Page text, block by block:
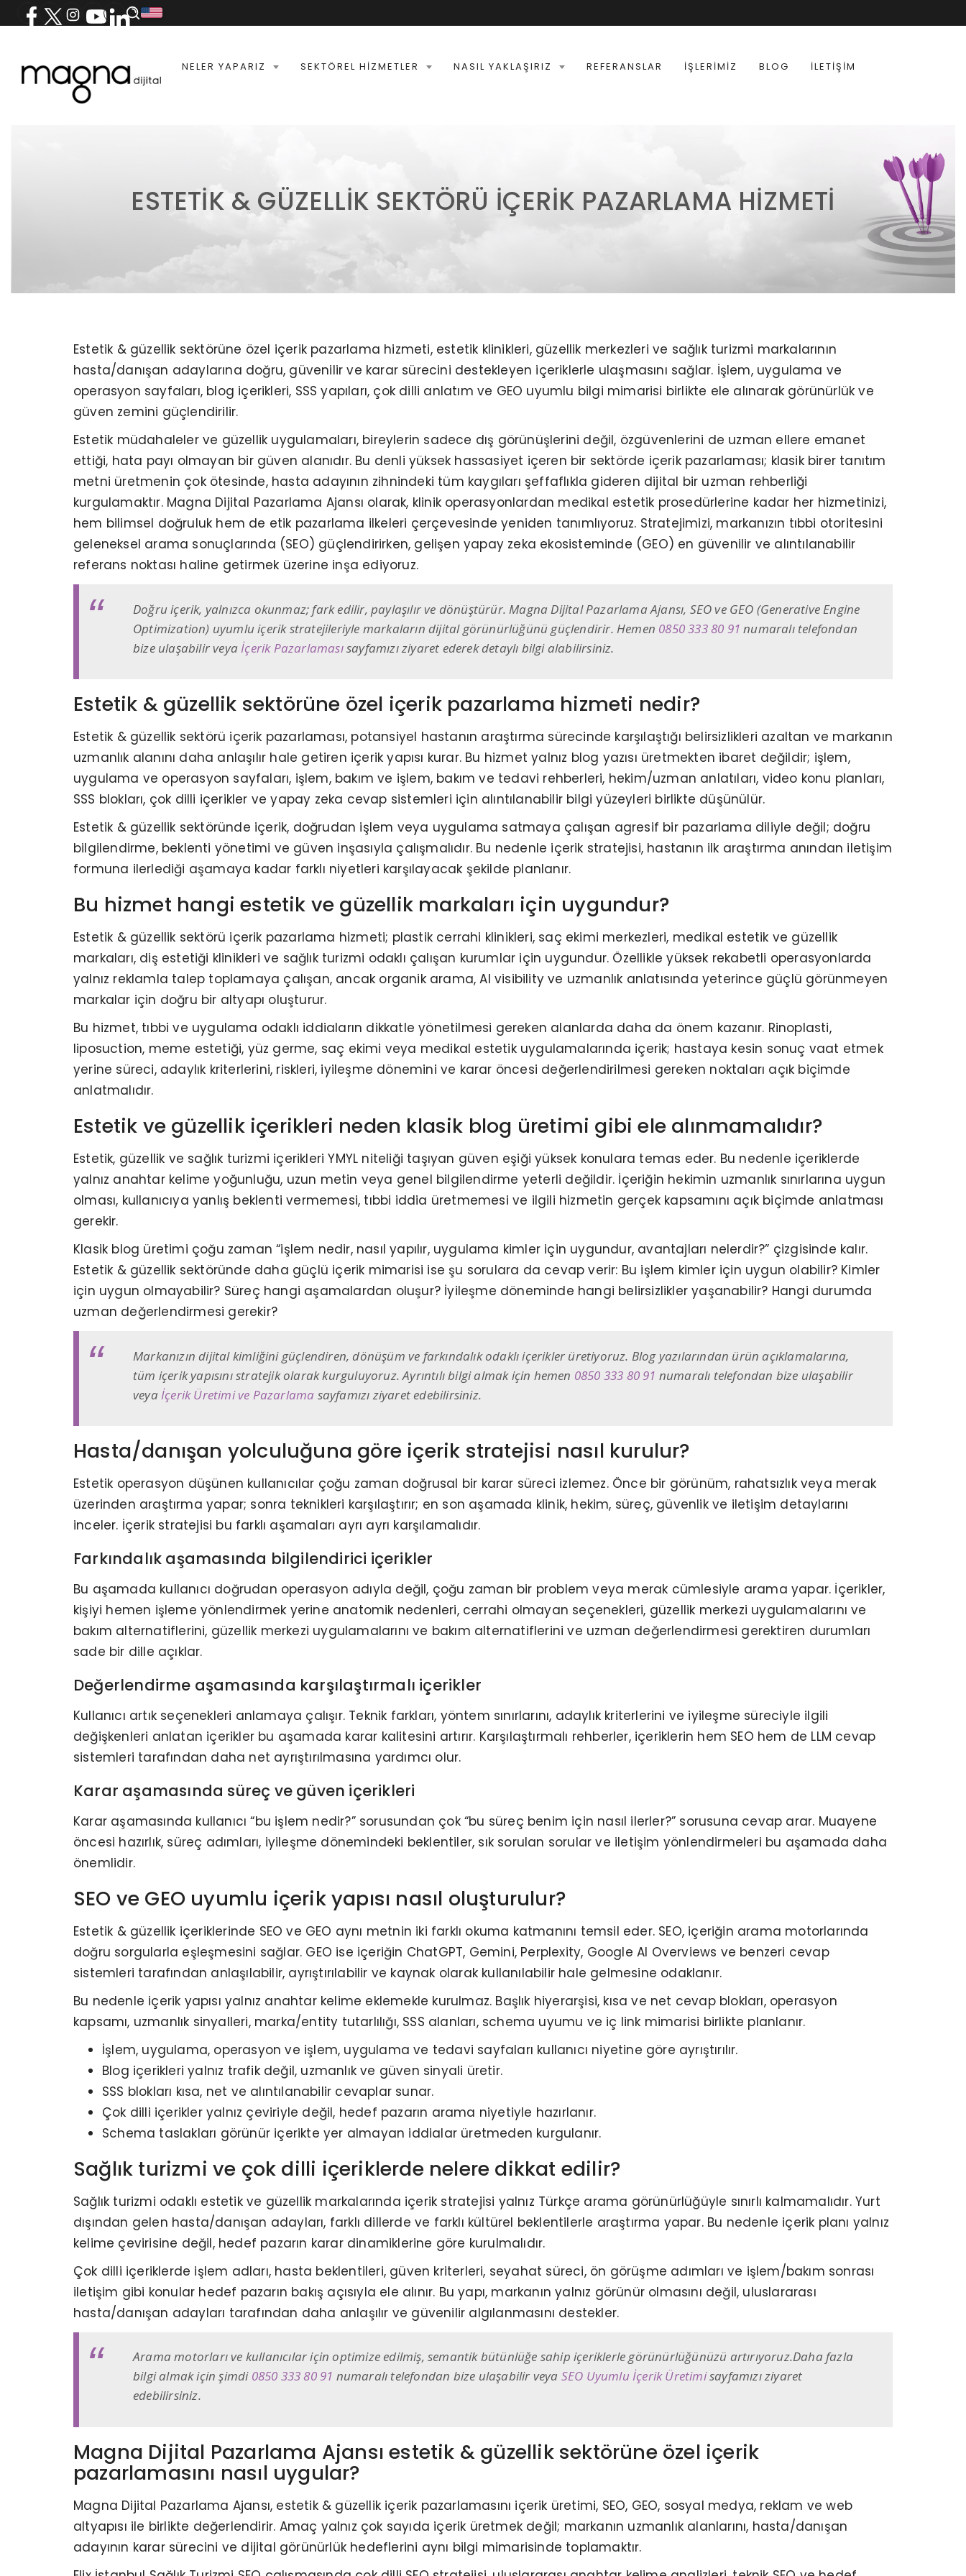
NELER YAPARIZ SEKTÖREL HIZMETLER NASIL YAKLAŞIRIZ REFERANSLAR İŞLERIMIZ BLOG İLETIŞIM
ESTETIK & GÜZELLIK SEKTÖRÜ İÇERIK PAZARLAMA HIZMETI
Estetik & güzellik sektörüne özel içerik pazarlama hizmeti, estetik klinikleri, güzellik merkezleri ve sağlık turizmi markalarının
hasta/danışan adaylarına doğru, güvenilir ve karar sürecini destekleyen içeriklerle ulaşmasını sağlar. İşlem, uygulama ve
operasyon sayfaları, blog içerikleri, SSS yapıları, çok dilli anlatım ve GEO uyumlu bilgi mimarisi birlikte ele alınarak görünürlük ve
güven zemini güçlendirilir.
Estetik müdahaleler ve güzellik uygulamaları, bireylerin sadece dış görünüşlerini değil, özgüvenlerini de uzman ellere emanet
ettiği, hata payı olmayan bir güven alanıdır. Bu denli yüksek hassasiyet içeren bir sektörde içerik pazarlaması; klasik birer tanıtım
metni üretmenin çok ötesinde, hasta adayının zihnindeki tüm kaygıları şeffaflıkla gideren dijital bir uzman rehberliği
kurgulamaktır. Magna Dijital Pazarlama Ajansı olarak, klinik operasyonlardan medikal estetik prosedürlerine kadar her hizmetinizi,
hem bilimsel doğruluk hem de etik pazarlama ilkeleri çerçevesinde yeniden tanımlıyoruz. Stratejimizi, markanızın tıbbi otoritesini
geleneksel arama sonuçlarında (SEO) güçlendirirken, gelişen yapay zeka ekosisteminde (GEO) en güvenilir ve alıntılanabilir
referans noktası haline getirmek üzerine inşa ediyoruz.
Doğru içerik, yalnızca okunmaz; fark edilir, paylaşılır ve dönüştürür. Magna Dijital Pazarlama Ajansı, SEO ve GEO (Generative Engine
Optimization) uyumlu içerik stratejileriyle markaların dijital görünürlüğünü güçlendirir. Hemen 0850 333 80 91 numaralı telefondan
bize ulaşabilir veyaİçerik Pazarlamasısayfamızı ziyaret ederek detaylı bilgi alabilirsiniz.
Estetik & güzellik sektörüne özel içerik pazarlama hizmeti nedir?
Estetik & güzellik sektörü içerik pazarlaması, potansiyel hastanın araştırma sürecinde karşılaştığı belirsizlikleri azaltan ve markanın
uzmanlık alanını daha anlaşılır hale getiren içerik yapısı kurar. Bu hizmet yalnız blog yazısı üretmekten ibaret değildir; işlem,
uygulama ve operasyon sayfaları, işlem, bakım ve işlem, bakım ve tedavi rehberleri, hekim/uzman anlatıları, video konu planları,
SSS blokları, çok dilli içerikler ve yapay zeka cevap sistemleri için alıntılanabilir bilgi yüzeyleri birlikte düşünülür.
Estetik & güzellik sektöründe içerik, doğrudan işlem veya uygulama satmaya çalışan agresif bir pazarlama diliyle değil; doğru
bilgilendirme, beklenti yönetimi ve güven inşasıyla çalışmalıdır. Bu nedenle içerik stratejisi, hastanın ilk araştırma anından iletişim
formuna ilerlediği aşamaya kadar farklı niyetleri karşılayacak şekilde planlanır.
Bu hizmet hangi estetik ve güzellik markaları için uygundur?
Estetik & güzellik sektörü içerik pazarlama hizmeti; plastik cerrahi klinikleri, saç ekimi merkezleri, medikal estetik ve güzellik
markaları, diş estetiği klinikleri ve sağlık turizmi odaklı çalışan kurumlar için uygundur. Özellikle yüksek rekabetli operasyonlarda
yalnız reklamla talep toplamaya çalışan, ancak organik arama, AI visibility ve uzmanlık anlatısında yeterince güçlü görünmeyen
markalar için doğru bir altyapı oluşturur.
Bu hizmet, tıbbi ve uygulama odaklı iddiaların dikkatle yönetilmesi gereken alanlarda daha da önem kazanır. Rinoplasti,
liposuction, meme estetiği, yüz germe, saç ekimi veya medikal estetik uygulamalarında içerik; hastaya kesin sonuç vaat etmek
yerine süreci, adaylık kriterlerini, riskleri, iyileşme dönemini ve karar öncesi değerlendirilmesi gereken noktaları açık biçimde
anlatmalıdır.
Estetik ve güzellik içerikleri neden klasik blog üretimi gibi ele alınmamalıdır?
Estetik, güzellik ve sağlık turizmi içerikleri YMYL niteliği taşıyan güven eşiği yüksek konulara temas eder. Bu nedenle içeriklerde
yalnız anahtar kelime yoğunluğu, uzun metin veya genel bilgilendirme yeterli değildir. İçeriğin hekimin uzmanlık sınırlarına uygun
olması, kullanıcıya yanlış beklenti vermemesi, tıbbi iddia üretmemesi ve ilgili hizmetin gerçek kapsamını açık biçimde anlatması
gerekir.
Klasik blog üretimi çoğu zaman “işlem nedir, nasıl yapılır, uygulama kimler için uygundur, avantajları nelerdir?” çizgisinde kalır.
Estetik & güzellik sektöründe daha güçlü içerik mimarisi ise şu sorulara da cevap verir: Bu işlem kimler için uygun olabilir? Kimler
için uygun olmayabilir? Süreç hangi aşamalardan oluşur? İyileşme döneminde hangi belirsizlikler yaşanabilir? Hangi durumda
uzman değerlendirmesi gerekir?
Markanızın dijital kimliğini güçlendiren, dönüşüm ve farkındalık odaklı içerikler üretiyoruz. Blog yazılarından ürün açıklamalarına,
tüm içerik yapısını stratejik olarak kurguluyoruz. Ayrıntılı bilgi almak için hemen 0850 333 80 91 numaralı telefondan bize ulaşabilir
veyaİçerik Üretimi ve Pazarlama sayfamızı ziyaret edebilirsiniz.
Hasta/danışan yolculuğuna göre içerik stratejisi nasıl kurulur?
Estetik operasyon düşünen kullanıcılar çoğu zaman doğrusal bir karar süreci izlemez. Önce bir görünüm, rahatsızlık veya merak
üzerinden araştırma yapar; sonra teknikleri karşılaştırır; en son aşamada klinik, hekim, süreç, güvenlik ve iletişim detaylarını
inceler. İçerik stratejisi bu farklı aşamaları ayrı ayrı karşılamalıdır.
Farkındalık aşamasında bilgilendirici içerikler
Bu aşamada kullanıcı doğrudan operasyon adıyla değil, çoğu zaman bir problem veya merak cümlesiyle arama yapar. İçerikler,
kişiyi hemen işleme yönlendirmek yerine anatomik nedenleri, cerrahi olmayan seçenekleri, güzellik merkezi uygulamalarını ve
bakım alternatiflerini, güzellik merkezi uygulamalarını ve bakım alternatiflerini ve uzman değerlendirmesi gerektiren durumları
sade bir dille açıklar.
Değerlendirme aşamasında karşılaştırmalı içerikler
Kullanıcı artık seçenekleri anlamaya çalışır. Teknik farkları, yöntem sınırlarını, adaylık kriterlerini ve iyileşme süreciyle ilgili
değişkenleri anlatan içerikler bu aşamada karar kalitesini artırır. Karşılaştırmalı rehberler, içeriklerin hem SEO hem de LLM cevap
sistemleri tarafından daha net ayrıştırılmasına yardımcı olur.
Karar aşamasında süreç ve güven içerikleri
Karar aşamasında kullanıcı “bu işlem nedir?” sorusundan çok “bu süreç benim için nasıl ilerler?” sorusuna cevap arar. Muayene
öncesi hazırlık, süreç adımları, iyileşme dönemindeki beklentiler, sık sorulan sorular ve iletişim yönlendirmeleri bu aşamada daha
önemlidir.
SEO ve GEO uyumlu içerik yapısı nasıl oluşturulur?
Estetik & güzellik içeriklerinde SEO ve GEO aynı metnin iki farklı okuma katmanını temsil eder. SEO, içeriğin arama motorlarında
doğru sorgularla eşleşmesini sağlar. GEO ise içeriğin ChatGPT, Gemini, Perplexity, Google AI Overviews ve benzeri cevap
sistemleri tarafından anlaşılabilir, ayrıştırılabilir ve kaynak olarak kullanılabilir hale gelmesine odaklanır.
Bu nedenle içerik yapısı yalnız anahtar kelime eklemekle kurulmaz. Başlık hiyerarşisi, kısa ve net cevap blokları, operasyon
kapsamı, uzmanlık sinyalleri, marka/entity tutarlılığı, SSS alanları, schema uyumu ve iç link mimarisi birlikte planlanır.
İşlem, uygulama, operasyon ve işlem, uygulama ve tedavi sayfaları kullanıcı niyetine göre ayrıştırılır.
Blog içerikleri yalnız trafik değil, uzmanlık ve güven sinyali üretir.
SSS blokları kısa, net ve alıntılanabilir cevaplar sunar.
Çok dilli içerikler yalnız çeviriyle değil, hedef pazarın arama niyetiyle hazırlanır.
Schema taslakları görünür içerikte yer almayan iddialar üretmeden kurgulanır.
Sağlık turizmi ve çok dilli içeriklerde nelere dikkat edilir?
Sağlık turizmi odaklı estetik ve güzellik markalarında içerik stratejisi yalnız Türkçe arama görünürlüğüyle sınırlı kalmamalıdır. Yurt
dışından gelen hasta/danışan adayları, farklı dillerde ve farklı kültürel beklentilerle araştırma yapar. Bu nedenle içerik planı yalnız
kelime çevirisine değil, hedef pazarın karar dinamiklerine göre kurulmalıdır.
Çok dilli içeriklerde işlem adları, hasta beklentileri, güven kriterleri, seyahat süreci, ön görüşme adımları ve işlem/bakım sonrası
iletişim gibi konular hedef pazarın bakış açısıyla ele alınır. Bu yapı, markanın yalnız görünür olmasını değil, uluslararası
hasta/danışan adayları tarafından daha anlaşılır ve güvenilir algılanmasını destekler.
Arama motorları ve kullanıcılar için optimize edilmiş, semantik bütünlüğe sahip içeriklerle görünürlüğünüzü artırıyoruz.Daha fazla
bilgi almak için şimdi 0850 333 80 91 numaralı telefondan bize ulaşabilir veya SEO Uyumlu İçerik Üretimisayfamızı ziyaret
edebilirsiniz.
Magna Dijital Pazarlama Ajansı estetik & güzellik sektörüne özel içerik
pazarlamasını nasıl uygular?
Magna Dijital Pazarlama Ajansı, estetik & güzellik içerik pazarlamasını içerik üretimi, SEO, GEO, sosyal medya, reklam ve web
altyapısı ile birlikte değerlendirir. Amaç yalnız çok sayıda içerik üretmek değil; markanın uzmanlık alanlarını, hasta/danışan
adayının karar sürecini ve dijital görünürlük hedeflerini aynı bilgi mimarisinde toplamaktır.